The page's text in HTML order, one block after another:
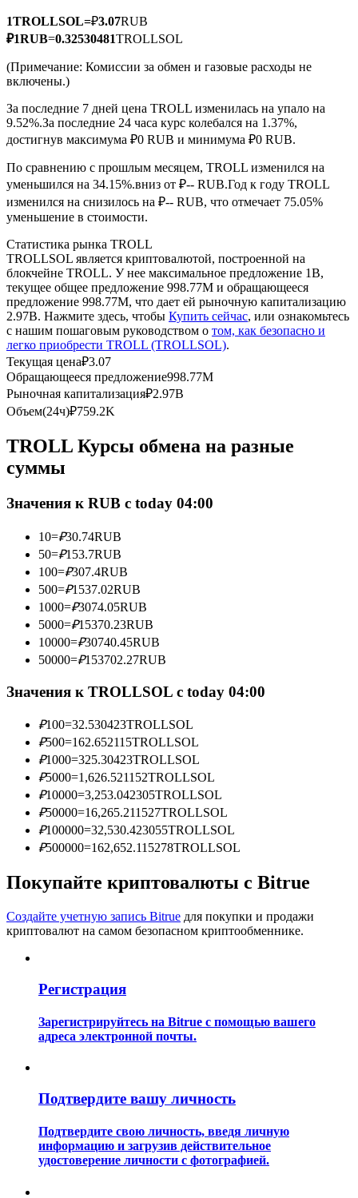
Фьючерсы с использованием USDC в качестве
обеспечения
Копирование торговли
Присоединяйтесь к лучшим трейдерам
Станьте копи-трейдером
Наслаждайтесь распределением прибыли и комиссиями
за копи-трейдинг
Информация
Анализ больших данных, включая торговую информацию
и т. д.
Руководство для начинающих по фьючерсам
Торговые стратегии
1TROLLSOL=₽3.07RUB
₽1RUB=0.32530481TROLLSOL
(Примечание: Комиссии за обмен и газовые расходы не
включены.)
За последние 7 дней цена TROLL изменилась на упало на
9.52%.За последние 24 часа курс колебался на 1.37%,
достигнув максимума ₽0 RUB и минимума ₽0 RUB.
По сравнению с прошлым месяцем, TROLL изменился на
уменьшился на 34.15%.вниз от ₽-- RUB.Год к году TROLL
изменился на снизилось на ₽-- RUB, что отмечает 75.05%
уменьшение в стоимости.
Статистика рынка TROLL
TROLLSOL является криптовалютой, построенной на
блокчейне TROLL. У нее максимальное предложение 1B,
текущее общее предложение 998.77M и обращающееся
предложение 998.77M, что дает ей рыночную капитализацию
2.97B. Нажмите здесь, чтобы Купить сейчас, или ознакомьтесь
с нашим пошаговым руководством о том, как безопасно и
легко приобрести TROLL (TROLLSOL).
Текущая цена₽3.07
Обращающееся предложение998.77M
Рыночная капитализация₽2.97B
Объем(24ч)₽759.2K
TROLL Курсы обмена на разные
суммы
Значения к RUB с today 04:00
10=₽30.74RUB
50=₽153.7RUB
100=₽307.4RUB
500=₽1537.02RUB
1000=₽3074.05RUB
5000=₽15370.23RUB
10000=₽30740.45RUB
50000=₽153702.27RUB
Значения к TROLLSOL с today 04:00
₽100=32.530423TROLLSOL
₽500=162.652115TROLLSOL
₽1000=325.30423TROLLSOL
₽5000=1,626.521152TROLLSOL
₽10000=3,253.042305TROLLSOL
₽50000=16,265.211527TROLLSOL
₽100000=32,530.423055TROLLSOL
₽500000=162,652.115278TROLLSOL
Покупайте криптовалюты с Bitrue
Создайте учетную запись Bitrue для покупки и продажи
криптовалют на самом безопасном криптообменнике.
Регистрация
Зарегистрируйтесь на Bitrue с помощью вашего
адреса электронной почты.
Подтвердите вашу личность
Подтвердите свою личность, введя личную
информацию и загрузив действительное
удостоверение личности с фотографией.